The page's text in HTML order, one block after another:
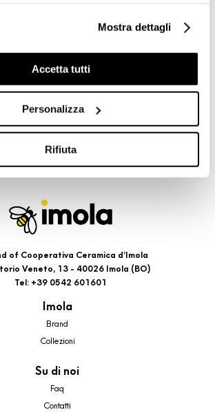
marketing: sono utilizzati, solo
per esaminare le tue abitudini di
quindi avvisi pubblicitari mirati, in
selezionando uno dei bottoni sotto
maggiori dettagli visionando
cookie. La chiusura del presente
il permanere dei soli cookie tecnici ed
le tue scelte in qualsiasi momento,
presente nel footer.
Mostra dettagli
Accetta tutti
Personalizza
Rifiuta
of Cooperativa Ceramica d’Imola
Veneto, 13 - 40026 Imola (BO)
Tel: +39 0542 601601
Imola
Brand
Collezioni
Su di noi
Faq
Contatti